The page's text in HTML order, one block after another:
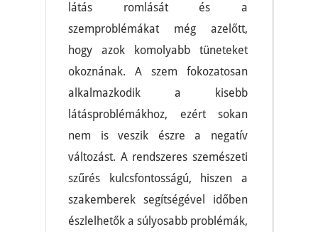
látás romlását és a
szemproblémákat még azelőtt,
hogy azok komolyabb tüneteket
okoznának. A szem fokozatosan
alkalmazkodik a kisebb
látásproblémákhoz, ezért sokan
nem is veszik észre a negatív
változást. A rendszeres szemészeti
szűrés kulcsfontosságú, hiszen a
szakemberek segítségével időben
észlelhetők a súlyosabb problémák,